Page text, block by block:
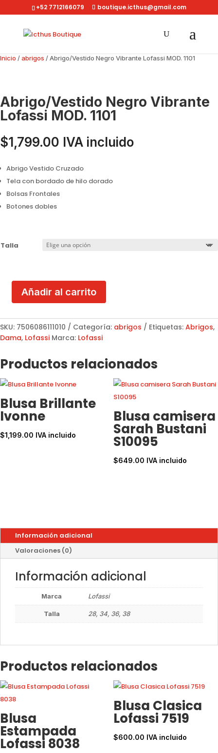
+52 7712166079 boutique.icthus@gmail.com
Inicio /abrigos / Abrigo/Vestido Negro Vibrante Lofassi MOD. 1101
Abrigo/Vestido Negro Vibrante
Lofassi MOD. 1101
$1,799.00 IVA incluido
Abrigo Vestido Cruzado
Tela con bordado de hilo dorado
Bolsas Frontales
Botones dobles
Talla
Abrigo/Vestido
Vibrante
Lofassi
MOD.
cantidad
Añadir al carrito
SKU: 7506086111010 Categoría: abrigos Etiquetas: Abrigos,
Dama, Lofassi Marca: Lofassi
Productos relacionados
Blusa Brillante
Ivonne
$1,199.00 IVA incluido
Blusa camisera
Sarah Bustani
S10095
$649.00 IVA incluido
Información adicional
Valoraciones (0)
Información adicional
Marca Lofassi
Talla 28, 34, 36, 38
Productos relacionados
Blusa
Estampada
Lofassi 8038
Blusa Clasica
Lofassi 7519
$600.00 IVA incluido